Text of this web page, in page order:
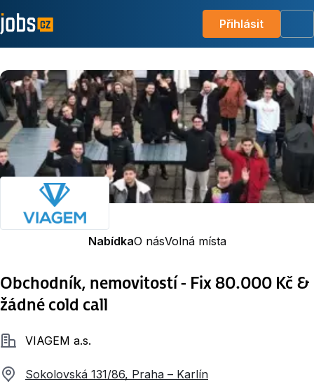
Přihlásit
NabídkaO násVolná místa
Obchodník, nemovitostí - Fix 80.000 Kč &
žádné cold call
SpolečnostVIAGEM a.s.
Sokolovská 131/86, Praha – Karlín